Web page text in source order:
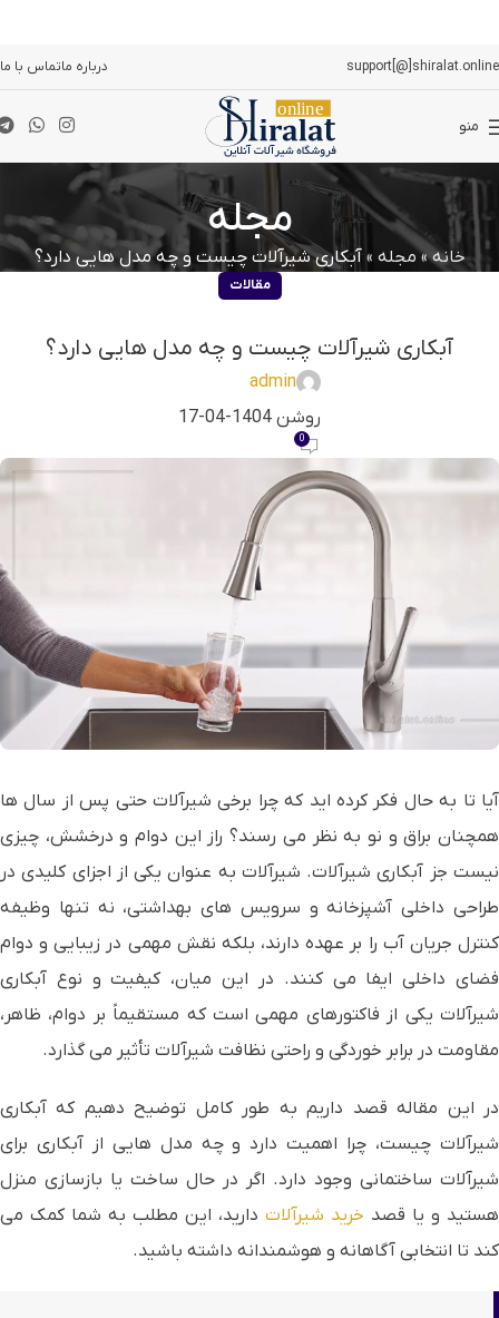
support[@]shiralat.online درباره ماتماس با ما
منو
مجله
خانه»مجله »آبکاری شیرآلات چیست و چه مدل هایی دارد؟
مقالات
آبکاری شیرآلات چیست و چه مدل هایی دارد؟
admin
روشن 1404-04-17
0
آیا تا به حال فکر کرده اید که چرا برخی شیرآلات حتی پس از سال ها
همچنان براق و نو به نظر می رسند؟ راز این دوام و درخشش، چیزی
نیست جز آبکاری شیرآلات. شیرآلات به عنوان یکی از اجزای کلیدی در
طراحی داخلی آشپزخانه و سرویس های بهداشتی، نه تنها وظیفه
کنترل جریان آب را بر عهده دارند، بلکه نقش مهمی در زیبایی و دوام
فضای داخلی ایفا می کنند. در این میان، کیفیت و نوع آبکاری
شیرآلات یکی از فاکتورهای مهمی است که مستقیماً بر دوام، ظاهر،
مقاومت در برابر خوردگی و راحتی نظافت شیرآلات تأثیر می گذارد.
در این مقاله قصد داریم به طور کامل توضیح دهیم که آبکاری
شیرآلات چیست، چرا اهمیت دارد و چه مدل هایی از آبکاری برای
شیرآلات ساختمانی وجود دارد. اگر در حال ساخت یا بازسازی منزل
هستید و یا قصد خرید شیرآلات دارید، این مطلب به شما کمک می
کند تا انتخابی آگاهانه و هوشمندانه داشته باشید.